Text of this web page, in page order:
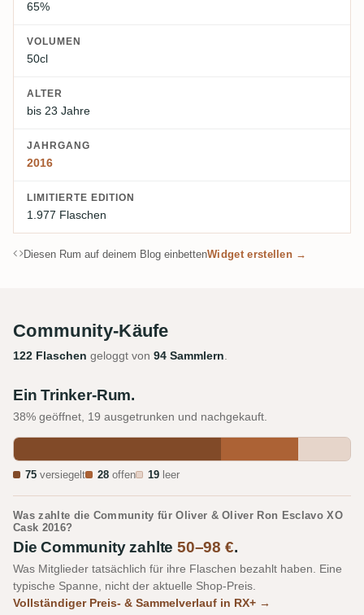
65%
VOLUMEN
50cl
ALTER
bis 23 Jahre
JAHRGANG
2016
LIMITIERTE EDITION
1.977 Flaschen
Diesen Rum auf deinem Blog einbettenWidget erstellen →
Community-Käufe
122 Flaschen geloggt von 94 Sammlern.
Ein Trinker-Rum.
38% geöffnet, 19 ausgetrunken und nachgekauft.
75 versiegelt 28 offen 19 leer
Was zahlte die Community für Oliver & Oliver Ron Esclavo XO
Cask 2016?
Die Community zahlte50–98 €.
Was Mitglieder tatsächlich für ihre Flaschen bezahlt haben. Eine
typische Spanne, nicht der aktuelle Shop-Preis.
Vollständiger Preis- & Sammelverlauf in RX+ →